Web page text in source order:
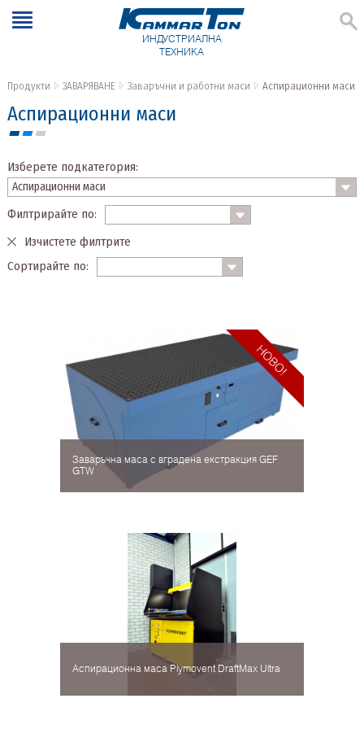
ИНДУСТРИАЛНА
ТЕХНИКА
Продукти ЗАВАРЯВАНЕ Заваръчни и работни маси Аспирационни маси
Аспирационни маси
Изберете подкатегория:
Филтрирайте по:
Изчистете филтрите
Сортирайте по:
Заваръчна маса с вградена екстракция GEF
GTW
Аспирационна маса Plymovent DraftMax Ultra